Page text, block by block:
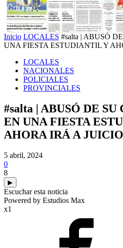
Inicio LOCALES #salta | ABUSÓ
UNA FIESTA ESTUDIANTIL Y
LOCALES
NACIONALES
POLICIALES
PROVINCIALES
#salta | ABUSÓ DE
EN UNA FIESTA
AHORA IRÁ A JUICIO
5 abril, 2024
0
8
▶
Escuchar esta noticia
Powered by Estudios Max
x1